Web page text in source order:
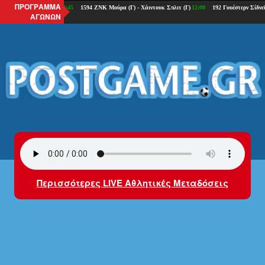
ΠΡΟΓΡΑΜΜΑ
ΑΓΩΝΩΝ
Περισσότερες LIVE Αθλητικές Μεταδόσεις